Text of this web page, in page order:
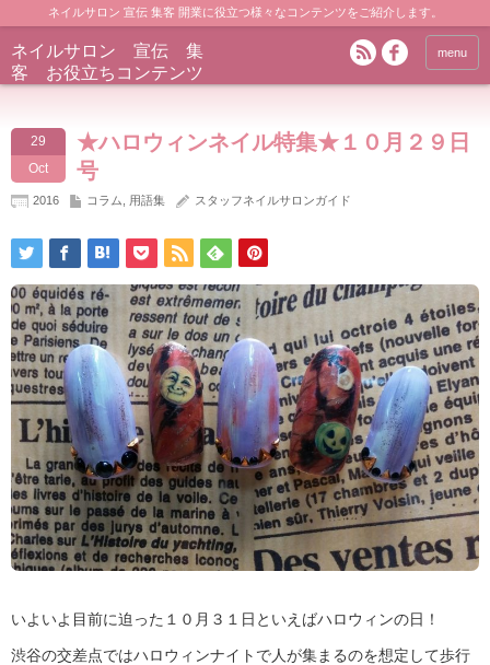
ネイルサロン 宣伝 集客 開業に役立つ様々なコンテンツをご紹介します。
ネイルサロン 宣伝 集
客 お役立ちコンテンツ
menu
29
Oct
★ハロウィンネイル特集★１０月２９日
号
2016 コラム 用語集 スタッフネイルサロンガイド
いよいよ目前に迫った１０月３１日といえばハロウィンの日！
渋谷の交差点ではハロウィンナイトで人が集まるのを想定して歩行